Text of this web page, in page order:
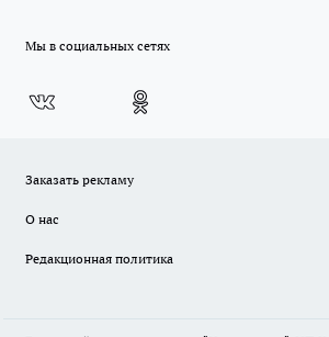
Мы в социальных сетях
Заказать рекламу
О нас
Редакционная политика